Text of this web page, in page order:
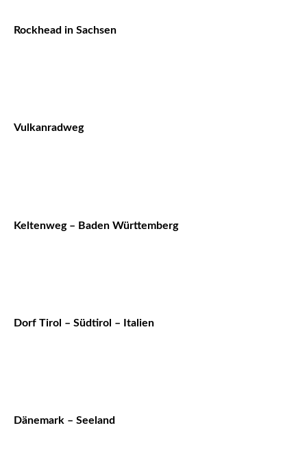
Rockhead in Sachsen
Vulkanradweg
Keltenweg – Baden Württemberg
Dorf Tirol – Südtirol – Italien
Dänemark – Seeland